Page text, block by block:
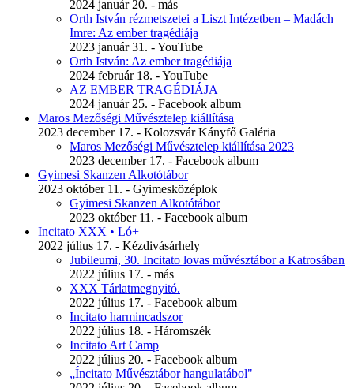
2024 január 20. - más
Orth István rézmetszetei a Liszt Intézetben – Madách
Imre: Az ember tragédiája
2023 január 31. - YouTube
Orth István: Az ember tragédiája
2024 február 18. - YouTube
AZ EMBER TRAGÉDIÁJA
2024 január 25. - Facebook album
Maros Mezőségi Művésztelep kiállítása
2023 december 17. - Kolozsvár Kányfő Galéria
Maros Mezőségi Művésztelep kiállítása 2023
2023 december 17. - Facebook album
Gyimesi Skanzen Alkotótábor
2023 október 11. - Gyimesközéplok
Gyimesi Skanzen Alkotótábor
2023 október 11. - Facebook album
Incitato XXX • Ló+
2022 július 17. - Kézdivásárhely
Jubileumi, 30. Incitato lovas művésztábor a Katrosában
2022 július 17. - más
XXX Tárlatmegnyitó.
2022 július 17. - Facebook album
Incitato harmincadszor
2022 július 18. - Háromszék
Incitato Art Camp
2022 július 20. - Facebook album
„Íncitato Művésztábor hangulatábol"